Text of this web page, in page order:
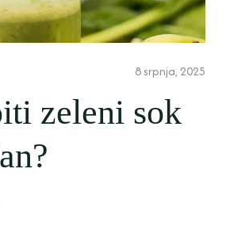
8 srpnja, 2025
zeleni sok